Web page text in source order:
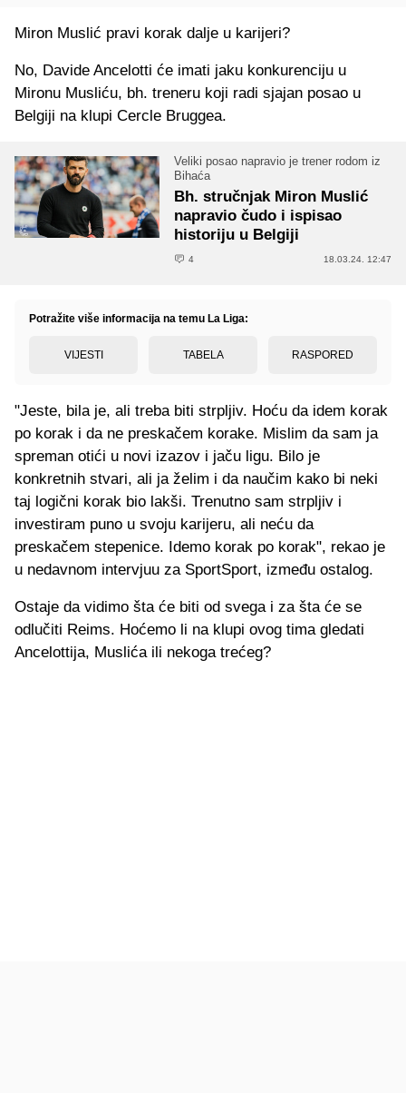
Miron Muslić pravi korak dalje u karijeri?
No, Davide Ancelotti će imati jaku konkurenciju u
Mironu Musliću, bh. treneru koji radi sjajan posao u
Belgiji na klupi Cercle Bruggea.
Veliki posao napravio je trener rodom iz
Bihaća
Bh. stručnjak Miron Muslić
napravio čudo i ispisao
historiju u Belgiji
4 18.03.24. 12:47
Potražite više informacija na temu La Liga:
VIJESTI TABELA RASPORED
"Jeste, bila je, ali treba biti strpljiv. Hoću da idem korak
po korak i da ne preskačem korake. Mislim da sam ja
spreman otići u novi izazov i jaču ligu. Bilo je
konkretnih stvari, ali ja želim i da naučim kako bi neki
taj logični korak bio lakši. Trenutno sam strpljiv i
investiram puno u svoju karijeru, ali neću da
preskačem stepenice. Idemo korak po korak", rekao je
u nedavnom intervjuu za SportSport, između ostalog.
Ostaje da vidimo šta će biti od svega i za šta će se
odlučiti Reims. Hoćemo li na klupi ovog tima gledati
Ancelottija, Muslića ili nekoga trećeg?